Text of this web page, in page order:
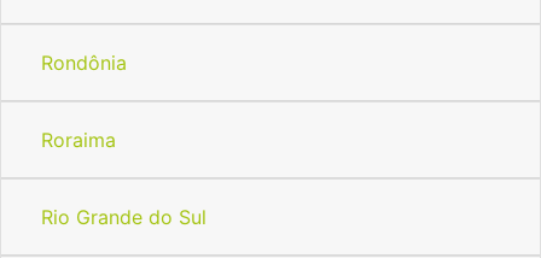
Rondônia
Roraima
Rio Grande do Sul